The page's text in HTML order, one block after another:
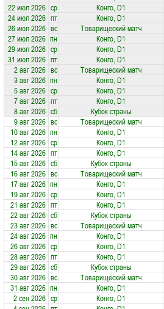
22 июл 2026 ср Конго, D1
24 июл 2026 пт Конго, D1
26 июл 2026 вс Товарищеский матч
27 июл 2026 пн Конго, D1
29 июл 2026 ср Конго, D1
31 июл 2026 пт Конго, D1
2 авг 2026 вс Товарищеский матч
3 авг 2026 пн Конго, D1
5 авг 2026 ср Конго, D1
7 авг 2026 пт Конго, D1
8 авг 2026 сб Кубок страны
9 авг 2026 вс Товарищеский матч
10 авг 2026 пн Конго, D1
12 авг 2026 ср Конго, D1
14 авг 2026 пт Конго, D1
15 авг 2026 сб Кубок страны
16 авг 2026 вс Товарищеский матч
17 авг 2026 пн Конго, D1
19 авг 2026 ср Конго, D1
21 авг 2026 пт Конго, D1
22 авг 2026 сб Кубок страны
23 авг 2026 вс Товарищеский матч
24 авг 2026 пн Конго, D1
26 авг 2026 ср Конго, D1
28 авг 2026 пт Конго, D1
29 авг 2026 сб Кубок страны
30 авг 2026 вс Товарищеский матч
31 авг 2026 пн Конго, D1
2 сен 2026 ср Конго, D1